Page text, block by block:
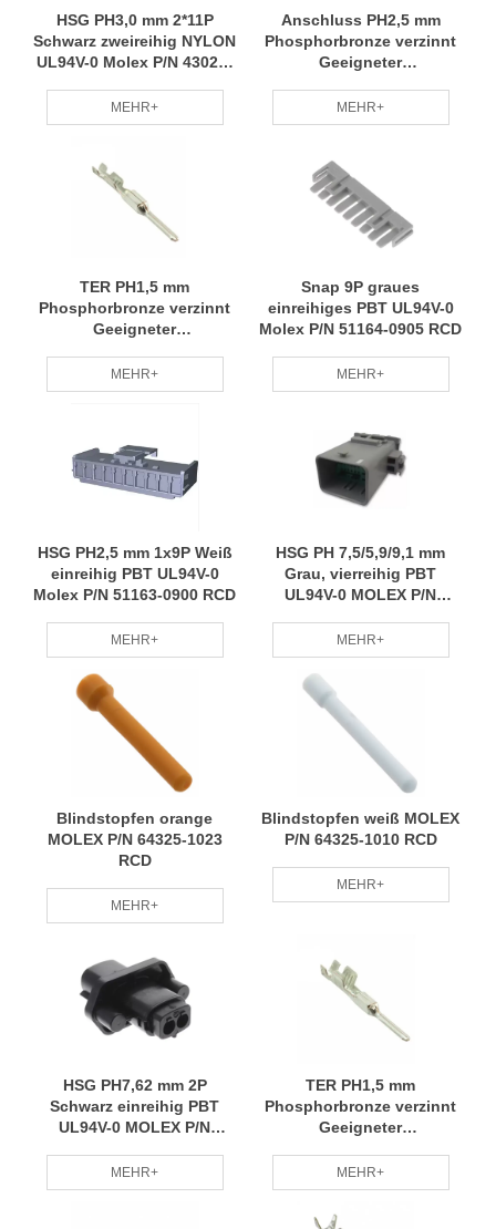
HSG PH3,0 mm 2*11P
Schwarz zweireihig NYLON
UL94V-0 Molex P/N 43025-
MEHR+
Anschluss PH2,5 mm
Phosphorbronze verzinnt
Geeigneter
24#~26# Molex P/N 50752-
8400 RCD
MEHR+
TER PH1,5 mm
Phosphorbronze verzinnt
Geeigneter
MOLEX P/N 33000-1004
RCD
MEHR+
Snap 9P graues
einreihiges PBT UL94V-0
Molex P/N 51164-0905 RCD
MEHR+
HSG PH2,5 mm 1x9P Weiß
einreihig PBT UL94V-0
Molex P/N 51163-0900 RCD
MEHR+
HSG PH 7,5/5,9/9,1 mm
Grau, vierreihig PBT
UL94V-0 MOLEX P/N
MEHR+
Blindstopfen orange
MOLEX P/N 64325-1023
RCD
MEHR+
Blindstopfen weiß MOLEX
P/N 64325-1010 RCD
MEHR+
HSG PH7,62 mm 2P
Schwarz einreihig PBT
UL94V-0 MOLEX P/N
MEHR+
TER PH1,5 mm
Phosphorbronze verzinnt
Geeigneter
Molex P/N 33000-1001 RCD
MEHR+